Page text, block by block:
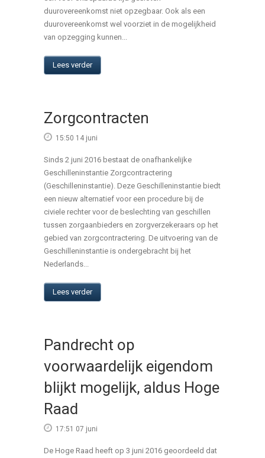
duurovereenkomst niet opzegbaar. Ook als een
duurovereenkomst wel voorziet in de mogelijkheid
van opzegging kunnen...
Lees verder
Zorgcontracten
15:50 14 juni
Sinds 2 juni 2016 bestaat de onafhankelijke
Geschilleninstantie Zorgcontractering
(Geschilleninstantie). Deze Geschilleninstantie biedt
een nieuw alternatief voor een procedure bij de
civiele rechter voor de beslechting van geschillen
tussen zorgaanbieders en zorgverzekeraars op het
gebied van zorgcontractering. De uitvoering van de
Geschilleninstantie is ondergebracht bij het
Nederlands...
Lees verder
Pandrecht op
voorwaardelijk eigendom
blijkt mogelijk, aldus Hoge
Raad
17:51 07 juni
De Hoge Raad heeft op 3 juni 2016 geoordeeld dat